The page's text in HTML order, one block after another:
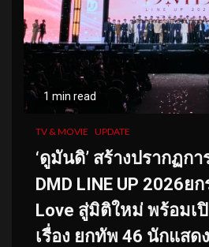
1 min read
TV & MOVIE UPDATE
‘ดูมันดิ’ สร้างปรากฏก
DMD LINE UP 2026ย
Love สู่มิติใหม่ พร้อมเ
เรื่อง ยกทัพ 46 นักแส